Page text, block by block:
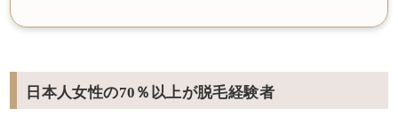
日本人女性の70％以上が脱毛経験者